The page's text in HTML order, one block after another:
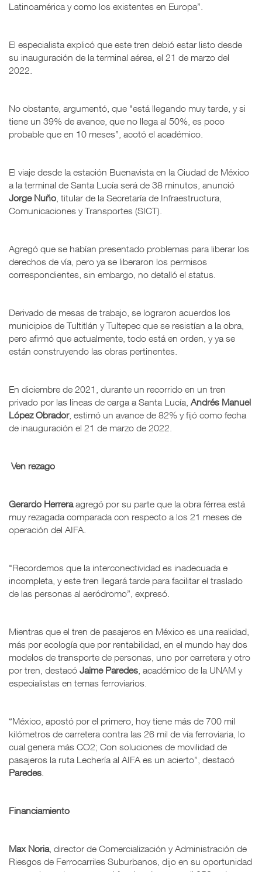
Latinoamérica y como los existentes en Europa”.
El especialista explicó que este tren debió estar listo desde
su inauguración de la terminal aérea, el 21 de marzo del
2022.
No obstante, argumentó, que "está llegando muy tarde, y si
tiene un 39% de avance, que no llega al 50%, es poco
probable que en 10 meses”, acotó el académico.
El viaje desde la estación Buenavista en la Ciudad de México
a la terminal de Santa Lucía será de 38 minutos, anunció
Jorge Nuño , titular de la Secretaría de Infraestructura,
Comunicaciones y Transportes (SICT).
Agregó que se habían presentado problemas para liberar los
derechos de vía, pero ya se liberaron los permisos
correspondientes, sin embargo, no detalló el status.
Derivado de mesas de trabajo, se lograron acuerdos los
municipios de Tultitlán y Tultepec que se resistían a la obra,
pero afirmó que actualmente, todo está en orden, y ya se
están construyendo las obras pertinentes.
En diciembre de 2021, durante un recorrido en un tren
privado por las líneas de carga a Santa Lucía, Andrés Manuel
López Obrador, estimó un avance de 82% y fijó como fecha
de inauguración el 21 de marzo de 2022.
Ven rezago
Gerardo Herreraagregó por su parte que la obra férrea está
muy rezagada comparada con respecto a los 21 meses de
operación del AIFA.
"Recordemos que la interconectividad es inadecuada e
incompleta, y este tren llegará tarde para facilitar el traslado
de las personas al aeródromo”, expresó.
Mientras que el tren de pasajeros en México es una realidad,
más por ecología que por rentabilidad, en el mundo hay dos
modelos de transporte de personas, uno por carretera y otro
por tren, destacó Jaime Paredes , académico de la UNAM y
especialistas en temas ferroviarios.
“México, apostó por el primero, hoy tiene más de 700 mil
kilómetros de carretera contra las 26 mil de vía ferroviaria, lo
cual genera más CO2; Con soluciones de movilidad de
pasajeros la ruta Lechería al AIFA es un acierto”, destacó
Paredes
Financiamiento
Max Noria, director de Comercialización y Administración de
Riesgos de Ferrocarriles Suburbanos, dijo en su oportunidad